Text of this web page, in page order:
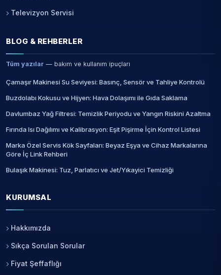
Televizyon Servisi
BLOG & REHBERLER
Tüm yazılar — bakım ve kullanım ipuçları
Çamaşır Makinesi Su Seviyesi: Basınç, Sensör ve Tahliye Kontrolü
Buzdolabı Kokusu ve Hijyen: Hava Dolaşımı ile Gıda Saklama
Davlumbaz Yağ Filtresi: Temizlik Periyodu ve Yangın Riskini Azaltma
Fırında Isı Dağılımı ve Kalibrasyon: Eşit Pişirme İçin Kontrol Listesi
Marka Özel Servis Kök Sayfaları: Beyaz Eşya ve Cihaz Markalarına
Göre İç Link Rehberi
Bulaşık Makinesi: Tuz, Parlatıcı ve Jet/Yıkayici Temizliği
KURUMSAL
Hakkımızda
Sıkça Sorulan Sorular
Fiyat Şeffaflığı